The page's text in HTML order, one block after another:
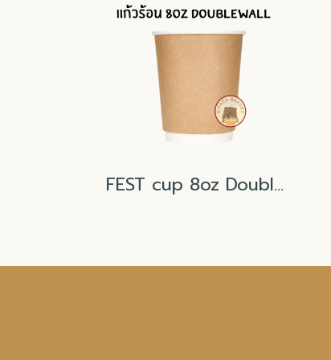
FEST cup 8oz Double Wall Kraft/ 25Pcs(copy)